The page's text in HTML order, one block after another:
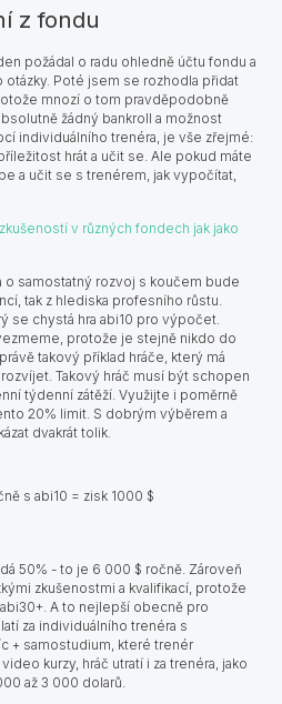
z fondu
požádal o radu ohledně účtu fondu a
otázky. Poté jsem se rozhodla přidat
mnozí o tom pravděpodobně
žádný bankroll a možnost
individuálního trenéra, je vše zřejmé:
hrát a učit se. Ale pokud máte
a učit se s trenérem, jak vypočítat,
v různých fondech jak jako
o samostatný rozvoj s koučem bude
tak z hlediska profesního růstu.
se chystá hra abi10 pro výpočet.
protože je stejně nikdo do
takový příklad hráče, který má
Takový hráč musí být schopen
týdenní zátěží. Využijte i poměrně
20% limit. S dobrým výběrem a
dvakrát tolik.
s abi10 = zisk 1000 $
50% - to je 6 000 $ ročně. Zároveň
zkušenostmi a kvalifikací, protože
A to nejlepší obecně pro
za individuálního trenéra s
+ samostudium, které trenér
kurzy, hráč utratí i za trenéra, jako
až 3 000 dolarů.